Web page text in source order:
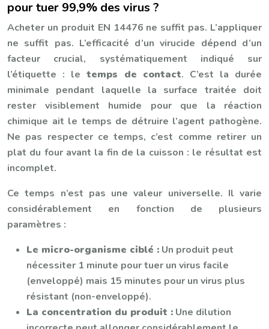
pour tuer 99,9% des virus ?
Acheter un produit EN 14476 ne suffit pas. L’appliquer
ne suffit pas. L’efficacité d’un virucide dépend d’un
facteur crucial, systématiquement indiqué sur
l’étiquette : le temps de contact. C’est la durée
minimale pendant laquelle la surface traitée doit
rester visiblement humide pour que la réaction
chimique ait le temps de détruire l’agent pathogène.
Ne pas respecter ce temps, c’est comme retirer un
plat du four avant la fin de la cuisson : le résultat est
incomplet.
Ce temps n’est pas une valeur universelle. Il varie
considérablement en fonction de plusieurs
paramètres :
Le micro-organisme ciblé : Un produit peut
nécessiter 1 minute pour tuer un virus facile
(enveloppé) mais 15 minutes pour un virus plus
résistant (non-enveloppé).
La concentration du produit : Une dilution